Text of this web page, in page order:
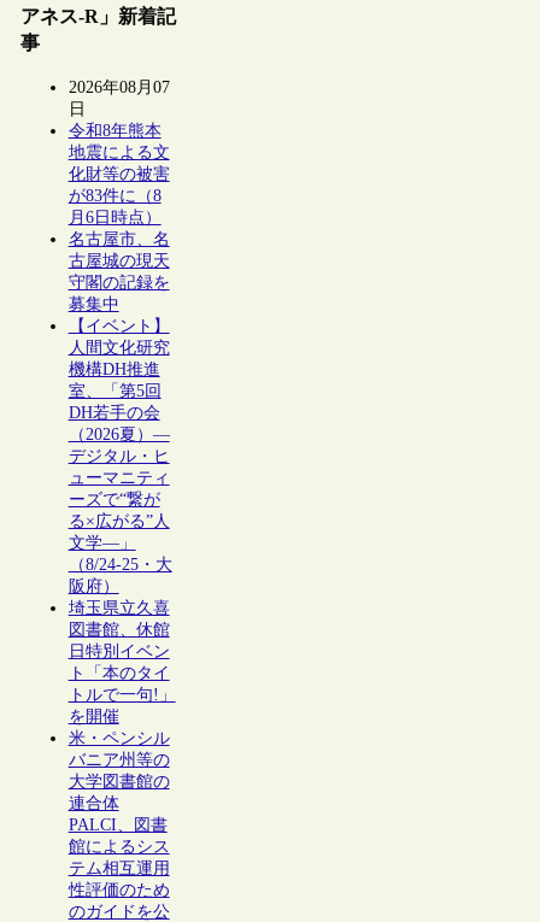
アネス-R」新着記
事
2026年08月07
日
令和8年熊本
地震による文
化財等の被害
が83件に（8
月6日時点）
名古屋市、名
古屋城の現天
守閣の記録を
募集中
【イベント】
人間文化研究
機構DH推進
室、「第5回
DH若手の会
（2026夏）―
デジタル・ヒ
ューマニティ
ーズで“繋が
る×広がる”人
文学―」
（8/24-25・大
阪府）
埼玉県立久喜
図書館、休館
日特別イベン
ト「本のタイ
トルで一句!」
を開催
米・ペンシル
バニア州等の
大学図書館の
連合体
PALCI、図書
館によるシス
テム相互運用
性評価のため
のガイドを公